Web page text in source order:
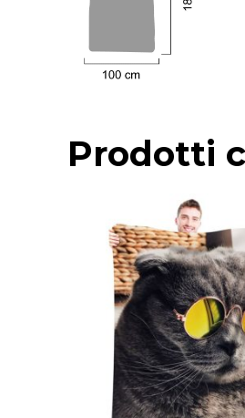
Prodotti